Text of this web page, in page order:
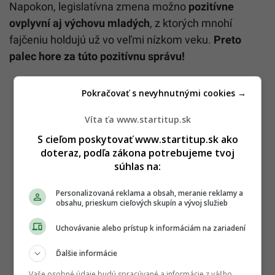
Napokon, legislatívna zmena možno pozitívne
ovplyvní aj výchovu mladých, z ktorých mnohí
fajčeniu holdujú už vo veľmi nízkom veku. Preto
palec hore za túto pozitívnu správu!
Víta ťa www.startitup.sk
S cieľom poskytovať www.startitup.sk ako
doteraz, podľa zákona potrebujeme tvoj
súhlas na:
Personalizovaná reklama a obsah, meranie reklamy a
obsahu, prieskum cieľových skupín a vývoj služieb
Uchovávanie alebo prístup k informáciám na zariadení
Ďalšie informácie
Pokračovať s nevyhnutnými cookies →